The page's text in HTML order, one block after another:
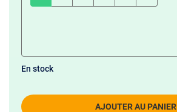
AJOUTER AU PANIER
En stock